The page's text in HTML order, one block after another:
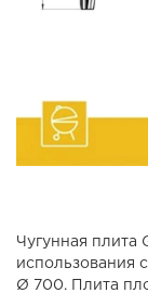
Чугунная плита
использования
Ø 700. Плита